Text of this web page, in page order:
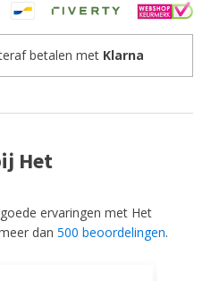
betalen met Klarna
Het
ervaringen met Het
dan 500 beoordelingen.